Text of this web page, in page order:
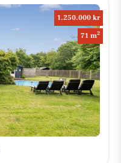
1.250.000 kr
71 m2